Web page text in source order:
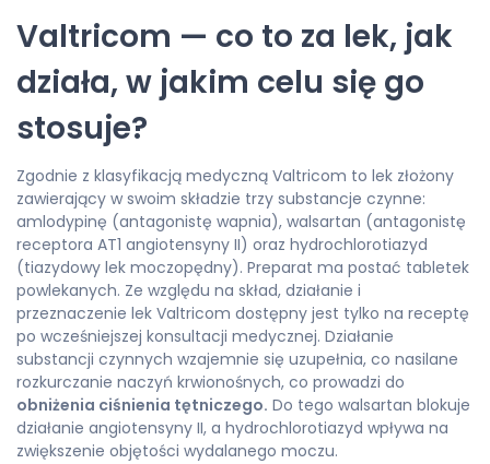
Valtricom — co to za lek, jak
działa, w jakim celu się go
stosuje?
Zgodnie z klasyfikacją medyczną Valtricom to lek złożony
zawierający w swoim składzie trzy substancje czynne:
amlodypinę (antagonistę wapnia), walsartan (antagonistę
receptora AT1 angiotensyny II) oraz hydrochlorotiazyd
(tiazydowy lek moczopędny). Preparat ma postać tabletek
powlekanych. Ze względu na skład, działanie i
przeznaczenie lek Valtricom dostępny jest tylko na receptę
po wcześniejszej konsultacji medycznej. Działanie
substancji czynnych wzajemnie się uzupełnia, co nasilane
rozkurczanie naczyń krwionośnych, co prowadzi do
obniżenia ciśnienia tętniczego. Do tego walsartan blokuje
działanie angiotensyny II, a hydrochlorotiazyd wpływa na
zwiększenie objętości wydalanego moczu.